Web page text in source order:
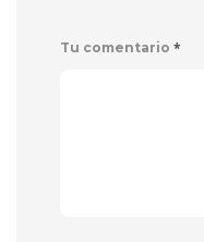
Tu comentario *